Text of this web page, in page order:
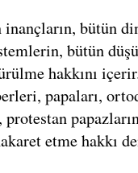
inançların, bütün
bütün
hakkını
papaları,
protestan
etme hakkı